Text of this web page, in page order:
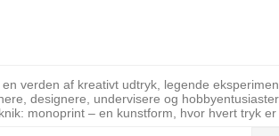
verden af kreativt udtryk, legende
designere, undervisere og
monoprint – en kunstform, hvor hvert tryk